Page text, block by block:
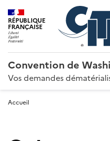
RÉPUBLIQUE
FRANÇAISE
Convention de
Vos demandes
Accueil